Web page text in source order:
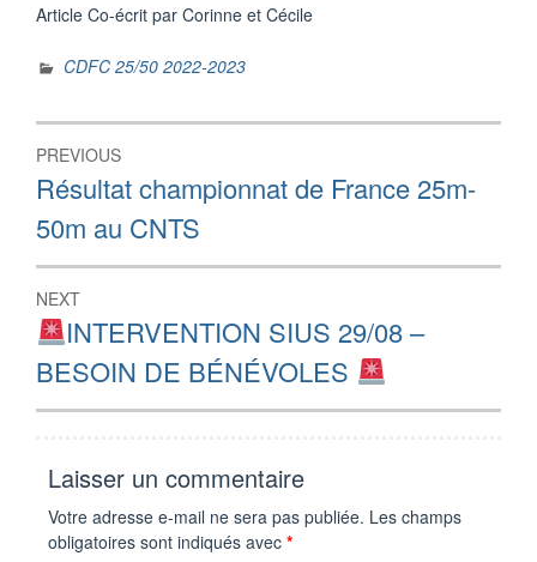
Article Co-écrit par Corinne et Cécile
CDFC 25/50 2022-2023
Navigation
de
l’article
PREVIOUS
Previous
post:
Résultat championnat de France 25m-
50m au CNTS
NEXT
Next
post:INTERVENTION SIUS 29/08 –
BESOIN DE BÉNÉVOLES
Laisser un commentaire
Votre adresse e-mail ne sera pas publiée. Les champs
obligatoires sont indiqués avec *